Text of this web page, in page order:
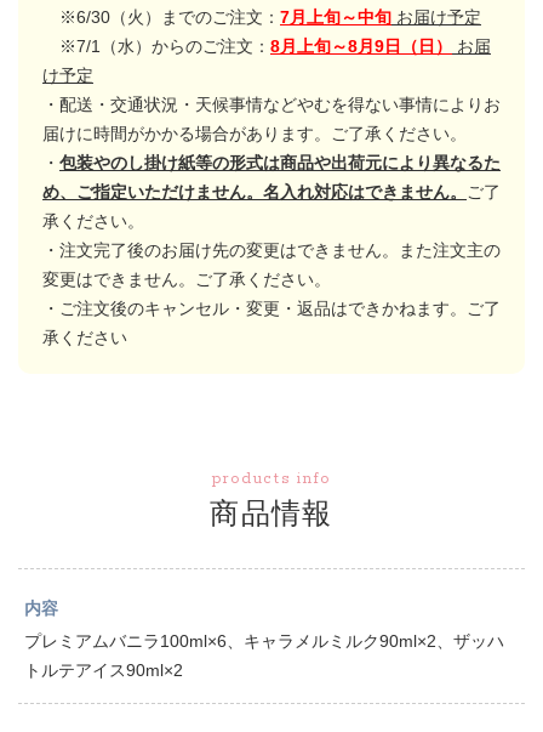
products info
商品情報
内容
プレミアムバニラ100ml×6、キャラメルミルク90ml×2、ザッハ
トルテアイス90ml×2
※6/30（火）までのご注文： 7月上旬～中旬 お届け予定
※7/1（水）からのご注文： 8月上旬～8月9日（日）
お届
け予定
・配送・交通状況・天候事情などやむを得ない事情によりお
届けに時間がかかる場合があります。ご了承ください。
・ 包装やのし掛け紙等の形式は商品や出荷元により異なるた
め、ご指定いただけません。名入れ対応はできません。
ご了
承ください。
・注文完了後のお届け先の変更はできません。また注文主の
変更はできません。ご了承ください。
・ご注文後のキャンセル・変更・返品はできかねます。ご了
承ください